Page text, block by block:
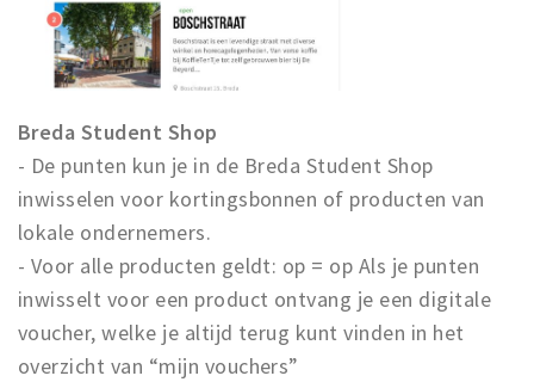
Breda Student Shop
- De punten kun je in de Breda Student Shop
inwisselen voor kortingsbonnen of producten van
lokale ondernemers.
- Voor alle producten geldt: op = op Als je punten
inwisselt voor een product ontvang je een digitale
voucher, welke je altijd terug kunt vinden in het
overzicht van “mijn vouchers”